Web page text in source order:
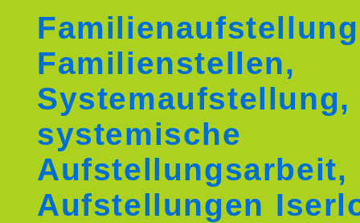
Familienstellen,
Systemaufstellung,
systemische
Aufstellungsarbeit,
Aufstellungen